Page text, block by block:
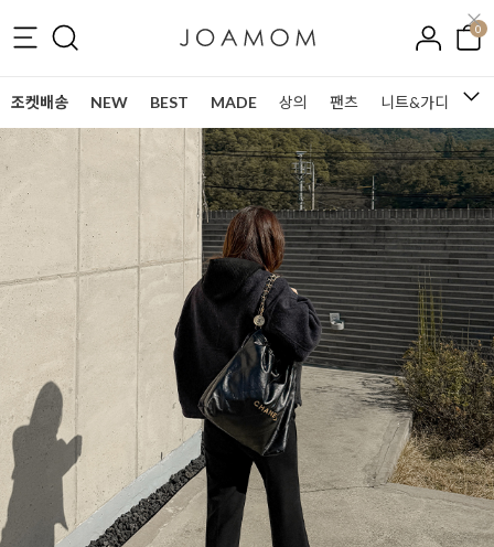
0
조켓배송 NEW BEST MADE 상의 팬츠 니트&가디건